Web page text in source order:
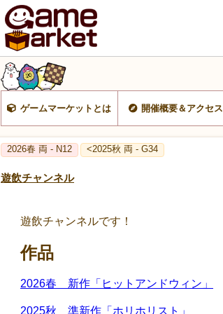
ゲームマーケットとは 開催概要＆アクセス
2026春 両 - N12 <2025秋 両 - G34
遊飲チャンネル
遊飲チャンネルです！
作品
2026春 新作「ヒットアンドウィン」
2025秋 準新作「ホリホリスト」